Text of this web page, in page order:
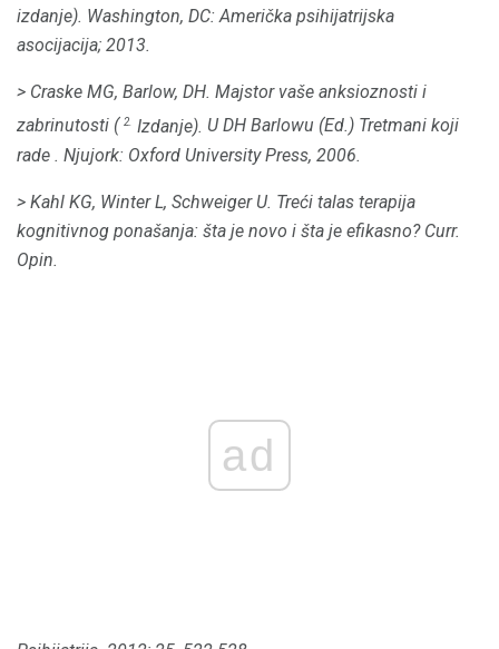
izdanje). Washington, DC: Američka psihijatrijska
asocijacija; 2013.
> Craske MG, Barlow, DH. Majstor vaše anksioznosti i
zabrinutosti ( 2. Izdanje). U DH Barlowu (Ed.) Tretmani koji
rade . Njujork: Oxford University Press, 2006.
> Kahl KG, Winter L, Schweiger U. Treći talas terapija
kognitivnog ponašanja: šta je novo i šta je efikasno? Curr.
Opin.
ad